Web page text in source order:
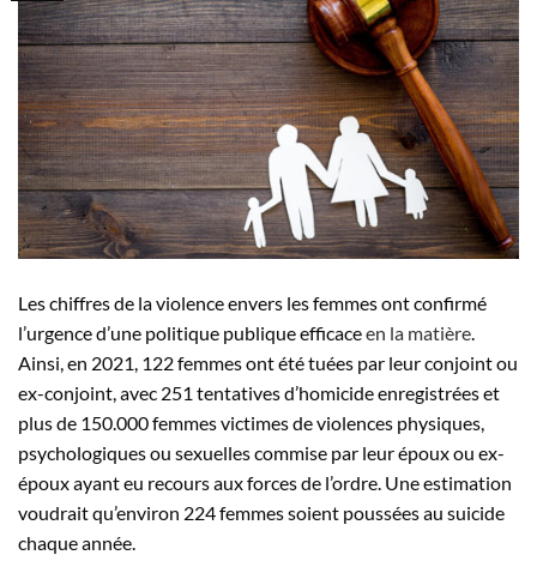
Les chiffres de la violence envers les femmes ont confirmé
l’urgence d’une politique publique efficaceen la matière.
Ainsi, en 2021, 122 femmes ont été tuées par leur conjoint ou
ex-conjoint, avec 251 tentatives d’homicide enregistrées et
plus de 150.000 femmes victimes de violences physiques,
psychologiques ou sexuelles commise par leur époux ou ex-
époux ayant eu recours aux forces de l’ordre. Une estimation
voudrait qu’environ 224 femmes soient poussées au suicide
chaque année.